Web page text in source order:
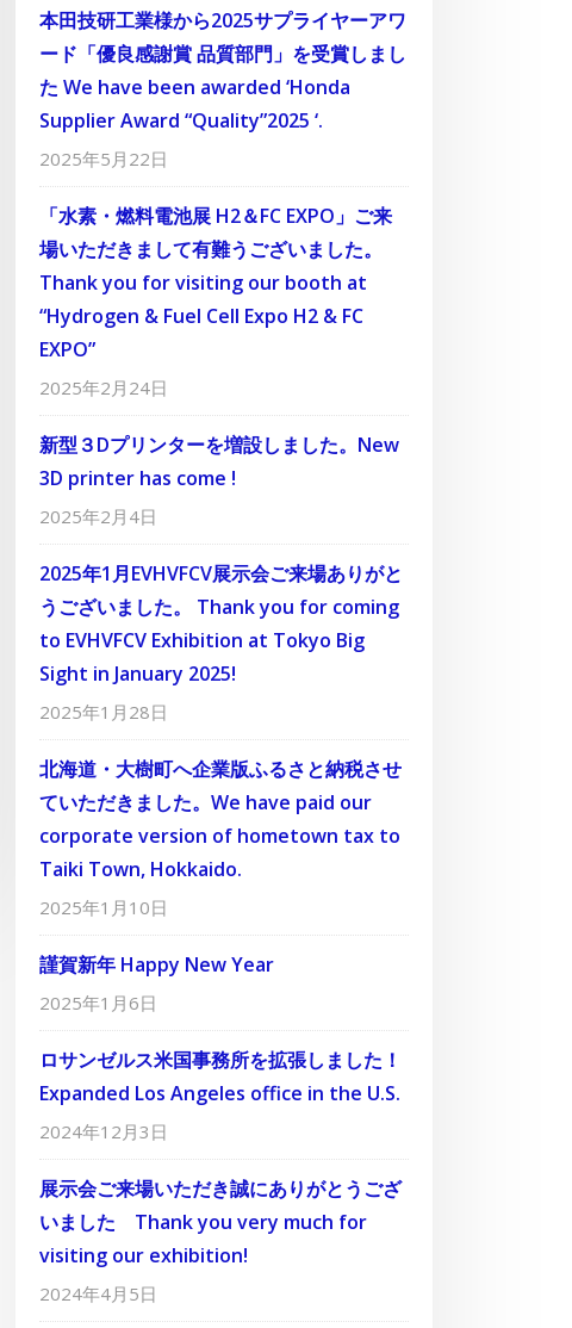
本田技研工業様から2025サプライヤーアワ
ード「優良感謝賞 品質部門」を受賞しまし
た We have been awarded ‘Honda
Supplier Award “Quality”2025 ‘.
2025年5月22日
「水素・燃料電池展 H2＆FC EXPO」ご来
場いただきまして有難うございました。
Thank you for visiting our booth at
“Hydrogen & Fuel Cell Expo H2 & FC
EXPO”
2025年2月24日
新型３Dプリンターを増設しました。New
3D printer has come !
2025年2月4日
2025年1月EVHVFCV展示会ご来場ありがと
うございました。 Thank you for coming
to EVHVFCV Exhibition at Tokyo Big
Sight in January 2025!
2025年1月28日
北海道・大樹町へ企業版ふるさと納税させ
ていただきました。We have paid our
corporate version of hometown tax to
Taiki Town, Hokkaido.
2025年1月10日
謹賀新年 Happy New Year
2025年1月6日
ロサンゼルス米国事務所を拡張しました！
Expanded Los Angeles office in the U.S.
2024年12月3日
展示会ご来場いただき誠にありがとうござ
いました Thank you very much for
visiting our exhibition!
2024年4月5日